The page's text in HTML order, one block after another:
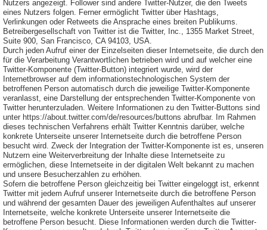
Nutzers angezeigt. Follower sind andere Twitter-Nutzer, die den Tweets
eines Nutzers folgen. Ferner ermöglicht Twitter über Hashtags,
Verlinkungen oder Retweets die Ansprache eines breiten Publikums.
Betreibergesellschaft von Twitter ist die Twitter, Inc., 1355 Market Street,
Suite 900, San Francisco, CA 94103, USA.
Durch jeden Aufruf einer der Einzelseiten dieser Internetseite, die durch den
für die Verarbeitung Verantwortlichen betrieben wird und auf welcher eine
Twitter-Komponente (Twitter-Button) integriert wurde, wird der
Internetbrowser auf dem informationstechnologischen System der
betroffenen Person automatisch durch die jeweilige Twitter-Komponente
veranlasst, eine Darstellung der entsprechenden Twitter-Komponente von
Twitter herunterzuladen. Weitere Informationen zu den Twitter-Buttons sind
unter https://about.twitter.com/de/resources/buttons abrufbar. Im Rahmen
dieses technischen Verfahrens erhält Twitter Kenntnis darüber, welche
konkrete Unterseite unserer Internetseite durch die betroffene Person
besucht wird. Zweck der Integration der Twitter-Komponente ist es, unseren
Nutzern eine Weiterverbreitung der Inhalte diese Internetseite zu
ermöglichen, diese Internetseite in der digitalen Welt bekannt zu machen
und unsere Besucherzahlen zu erhöhen.
Sofern die betroffene Person gleichzeitig bei Twitter eingeloggt ist, erkennt
Twitter mit jedem Aufruf unserer Internetseite durch die betroffene Person
und während der gesamten Dauer des jeweiligen Aufenthaltes auf unserer
Internetseite, welche konkrete Unterseite unserer Internetseite die
betroffene Person besucht. Diese Informationen werden durch die Twitter-